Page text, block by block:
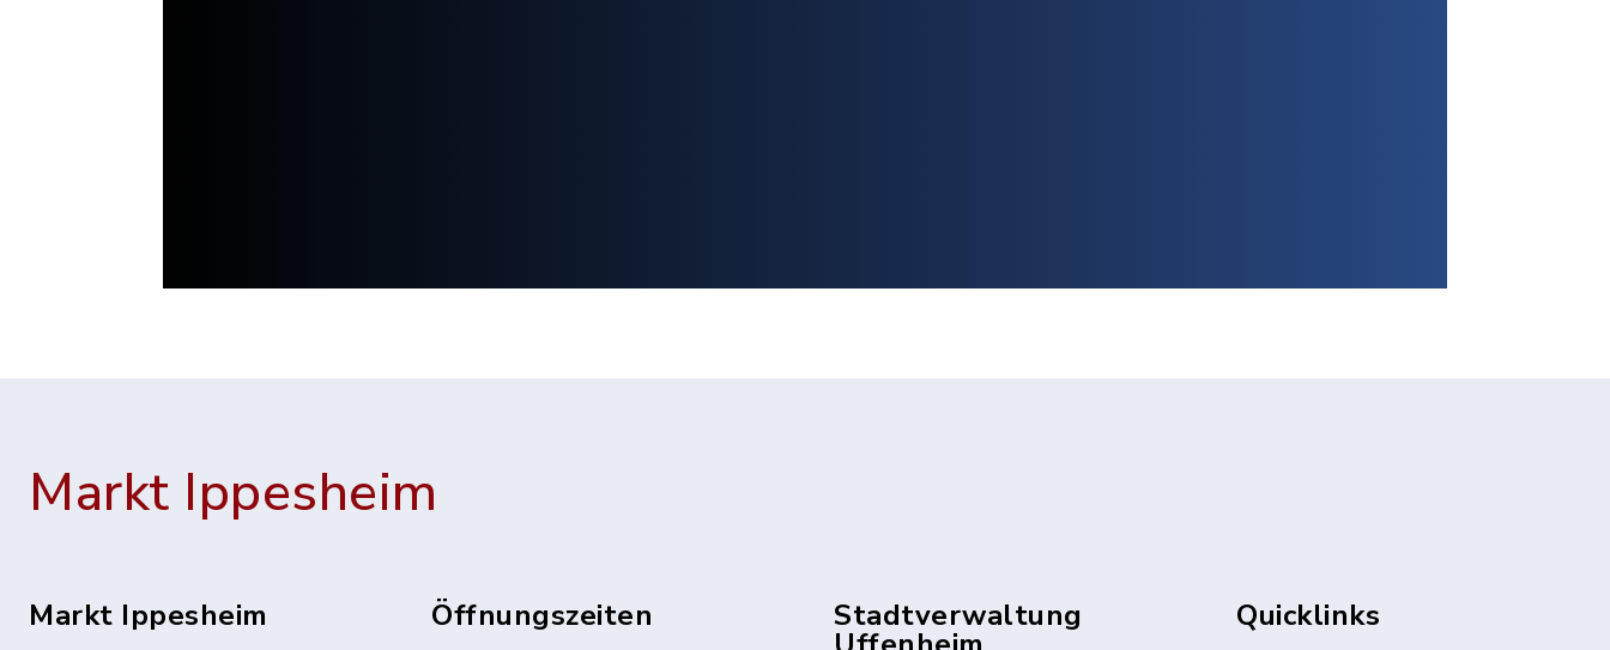
Markt Ippesheim
Markt Ippesheim Öffnungszeiten Stadtverwaltung Quicklinks